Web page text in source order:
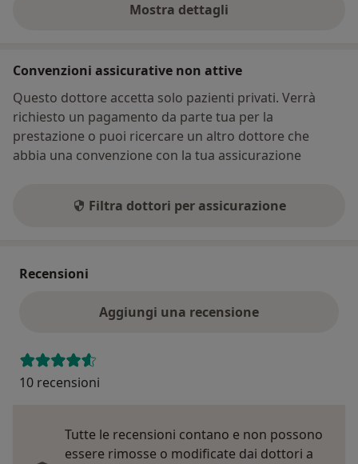
Mostra dettagli
sull'indirizzo
Convenzioni assicurative non attive
Questo dottore accetta solo pazienti privati. Verrà
richiesto un pagamento da parte tua per la
prestazione o puoi ricercare un altro dottore che
abbia una convenzione con la tua assicurazione
Filtra dottori per assicurazione
Recensioni
Aggiungi una recensione
10 recensioni
Tutte le recensioni contano e non possono
essere rimosse o modificate dai dottori a